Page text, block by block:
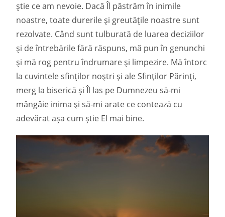
știe ce am nevoie. Dacă Îl păstrăm în inimile
noastre, toate durerile și greutățile noastre sunt
rezolvate. Când sunt tulburată de luarea deciziilor
și de întrebările fără răspuns, mă pun în genunchi
și mă rog pentru îndrumare și limpezire. Mă întorc
la cuvintele sfinților noștri și ale Sfinților Părinți,
merg la biserică și Îl las pe Dumnezeu să-mi
mângâie inima și să-mi arate ce contează cu
adevărat așa cum știe El mai bine.